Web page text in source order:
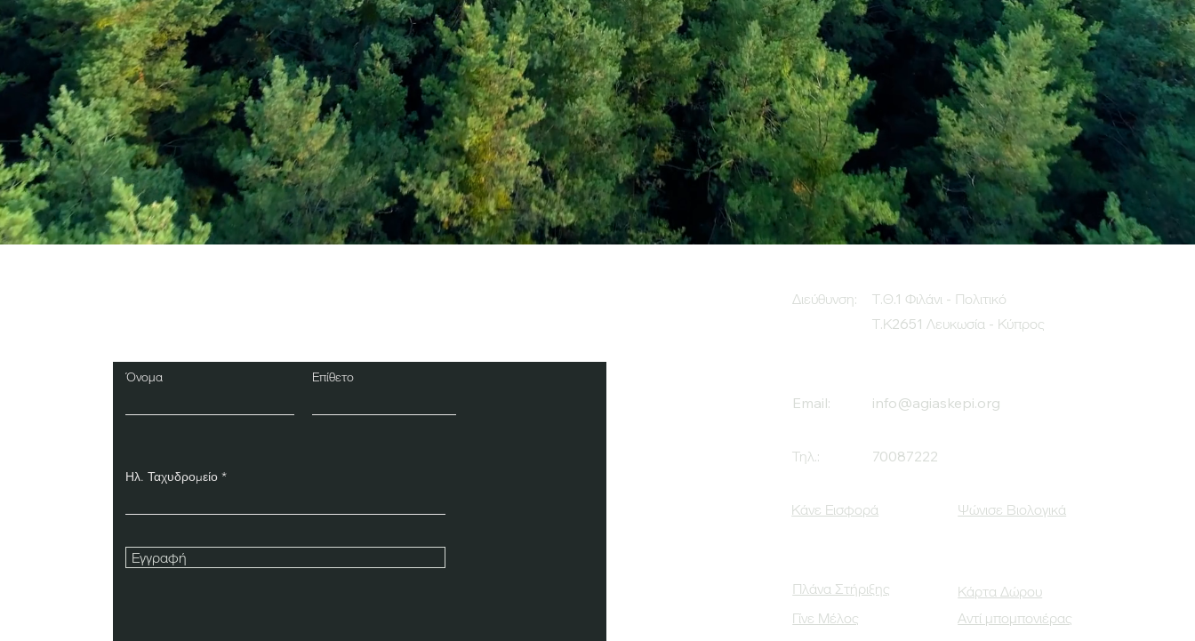
Όνομα Επίθετο
Ηλ. Ταχυδρομείο
Εγγραφή
Διεύθυνση:
Τ.Θ.1 Φιλάνι - Πολιτικό
Τ.Κ2651 Λευκωσία - Κύπρος
Email: info@agiaskepi.org
Τηλ.: 70087222
Κάνε Εισφορά Ψώνισε Βιολογικά
Πλάνα Στήριξης
Γίνε Μέλος
Κάρτα Δώρου
Αντί μπομπονιέρας